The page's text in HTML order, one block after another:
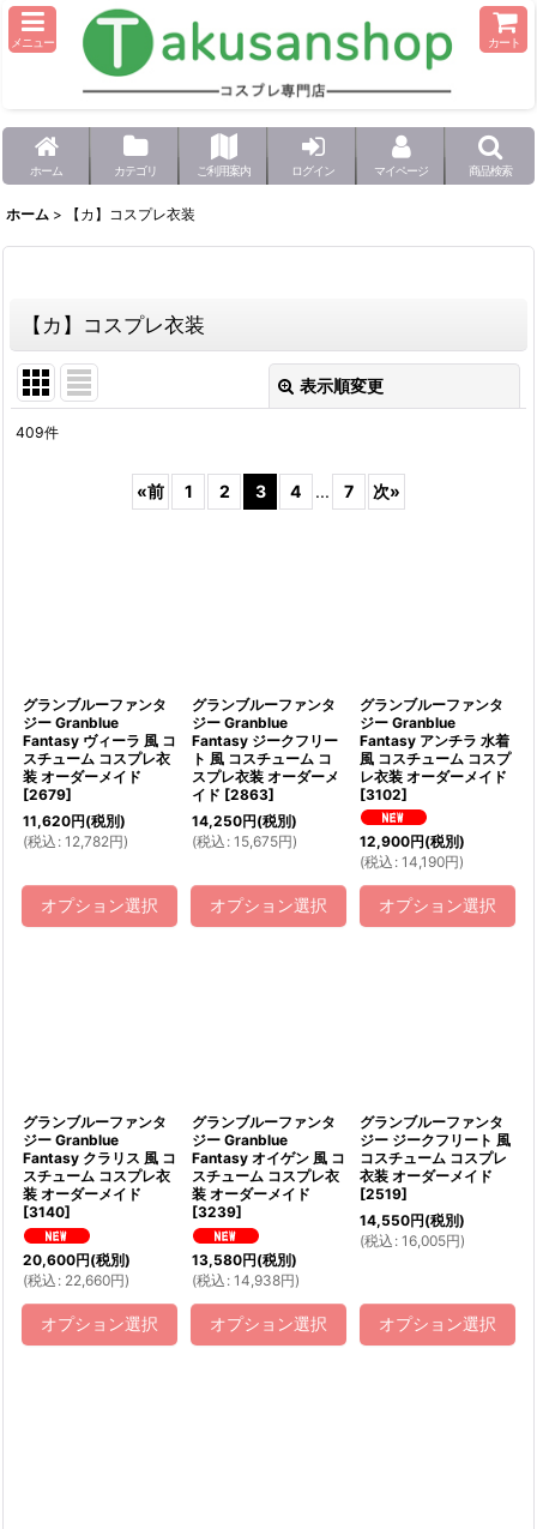
メニュー カート
ホーム カテゴリ ご利用案内 ログイン マイページ 商品検索
ホーム > 【カ】コスプレ衣装
【カ】コスプレ衣装
表示順変更
サブカテゴリ
409件
«前 1 2 3 4 ... 7 次»
グランブルーファンタ
ジー Granblue
Fantasy ヴィーラ 風 コ
スチューム コスプレ衣
装 オーダーメイド
[2679]
11,620円(税別)
(税込 : 12,782円)
オプション選択
グランブルーファンタ
ジー Granblue
Fantasy ジークフリー
ト 風 コスチューム コ
スプレ衣装 オーダーメ
イド [2863]
14,250円(税別)
(税込 : 15,675円)
オプション選択
グランブルーファンタ
ジー Granblue
Fantasy アンチラ 水着
風 コスチューム コスプ
レ衣装 オーダーメイド
[3102]
12,900円(税別)
(税込 : 14,190円)
オプション選択
グランブルーファンタ
ジー Granblue
Fantasy クラリス 風 コ
スチューム コスプレ衣
装 オーダーメイド
[3140]
20,600円(税別)
(税込 : 22,660円)
オプション選択
グランブルーファンタ
ジー Granblue
Fantasy オイゲン 風 コ
スチューム コスプレ衣
装 オーダーメイド
[3239]
13,580円(税別)
(税込 : 14,938円)
オプション選択
グランブルーファンタ
ジー ジークフリート 風
コスチューム コスプレ
衣装 オーダーメイド
[2519]
14,550円(税別)
(税込 : 16,005円)
オプション選択